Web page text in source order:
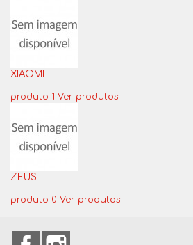
XIAOMI
produto 1 Ver produtos
ZEUS
produto 0 Ver produtos
Facebook